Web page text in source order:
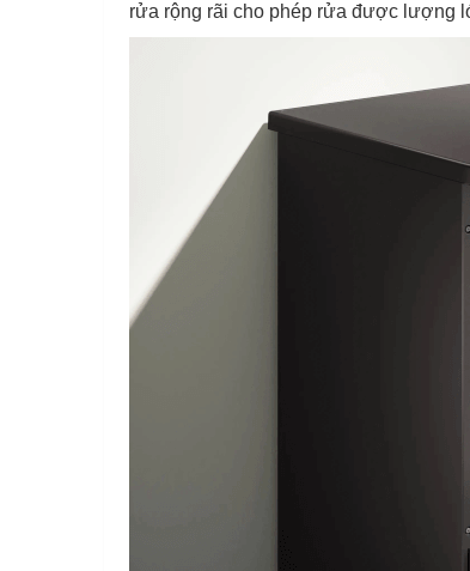
rửa rộng rãi cho phép rửa được lượng